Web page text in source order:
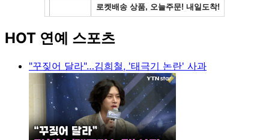
HOT 연예 스포츠
"꾸짖어 달라"…김희철, '태극기 논란' 사과